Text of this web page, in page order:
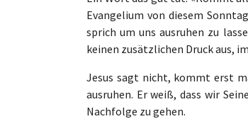
Evangelium von diesem
sprich um uns ausruhen zu
keinen zusätzlichen Druck aus,
Jesus sagt nicht, kommt erst
ausruhen. Er weiß, dass wir
Nachfolge zu gehen.